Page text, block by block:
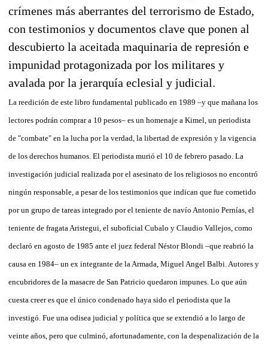
crímenes más aberrantes del terrorismo de Estado,
con testimonios y documentos clave que ponen al
descubierto la aceitada maquinaria de represión e
impunidad protagonizada por los militares y
avalada por la jerarquía eclesial y judicial.
La reedición de este libro fundamental publicado en 1989 –y que mañana los
lectores podrán comprar a 10 pesos– es un homenaje a Kimel, un periodista
de "combate" en la lucha por la verdad, la libertad de expresión y la vigencia
de los derechos humanos. El periodista murió el 10 de febrero pasado. La
investigación judicial realizada por el asesinato de los religiosos no encontró
ningún responsable, a pesar de los testimonios que indican que fue cometido
por un grupo de tareas integrado por el teniente de navío Antonio Pernías, el
teniente de fragata Aristegui, el suboficial Cubalo y Claudio Vallejos, como
declaró en agosto de 1985 ante el juez federal Néstor Blondi –que reabrió la
causa en 1984– un ex integrante de la Armada, Miguel Angel Balbi. Autores y
encubridores de la masacre de San Patricio quedaron impunes. Lo que aún
cuesta creer es que el único condenado haya sido el periodista que la
investigó. Fue una odisea judicial y política que se extendió a lo largo de
veinte años, pero que culminó, afortunadamente, con la despenalización de la